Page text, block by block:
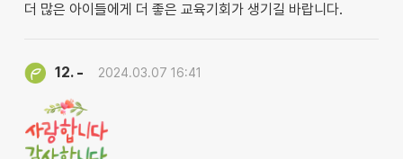
더 많은 아이들에게 더 좋은 교육기회가 생기길 바랍니다.
12. - 2024.03.07 16:41